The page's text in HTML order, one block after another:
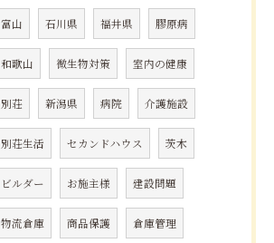
富山 石川県 福井県 膠原病
和歌山 微生物対策 室内の健康
別荘 新潟県 病院 介護施設
別荘生活 セカンドハウス 茨木
ビルダー お施主様 建設問題
物流倉庫 商品保護 倉庫管理